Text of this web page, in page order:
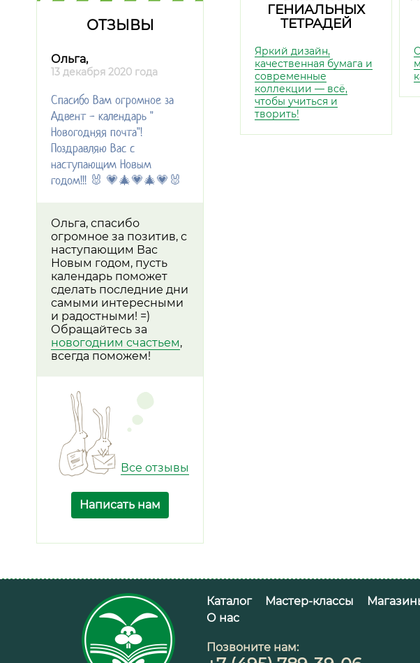
ОТЗЫВЫ
Ольга,
13 декабря 2020 года
Спасибо Вам огромное за
Адвент - календарь "
Новогодняя почта"!
Поздравляю Вас с
наступающим Новым
годом!!! 🐰 💗🎄💗🎄💗🐰
Ольга, спасибо
огромное за позитив, с
наступающим Вас
Новым годом, пусть
календарь поможет
сделать последние дни
самыми интересными
и радостными! =)
Обращайтесь за
новогодним счастьем,
всегда поможем!
Все отзывы
Написать нам
ГЕНИАЛЬНЫХ
ТЕТРАДЕЙ
Яркий дизайн,
качественная бумага и
современные
коллекции — всё,
чтобы учиться и
творить!
Каталог Мастер-классы
О нас
Позвоните нам: